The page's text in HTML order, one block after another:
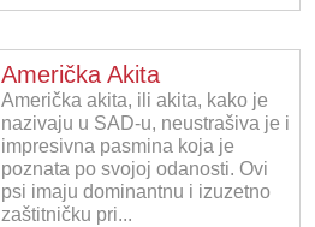
Američka Akita
Američka akita, ili akita, kako je
nazivaju u SAD-u, neustrašiva je i
impresivna pasmina koja je
poznata po svojoj odanosti. Ovi
psi imaju dominantnu i izuzetno
zaštitničku pri...